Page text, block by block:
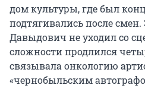
дом культуры, где был
подтягивались после
Давыдович не уходил со
сложности продлился
связывала онкологию
«чернобыльским